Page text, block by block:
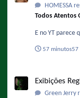
HOMESSA
Todos Atentos
E no YT parece
57 minutos57
Exibições
Green Jerry